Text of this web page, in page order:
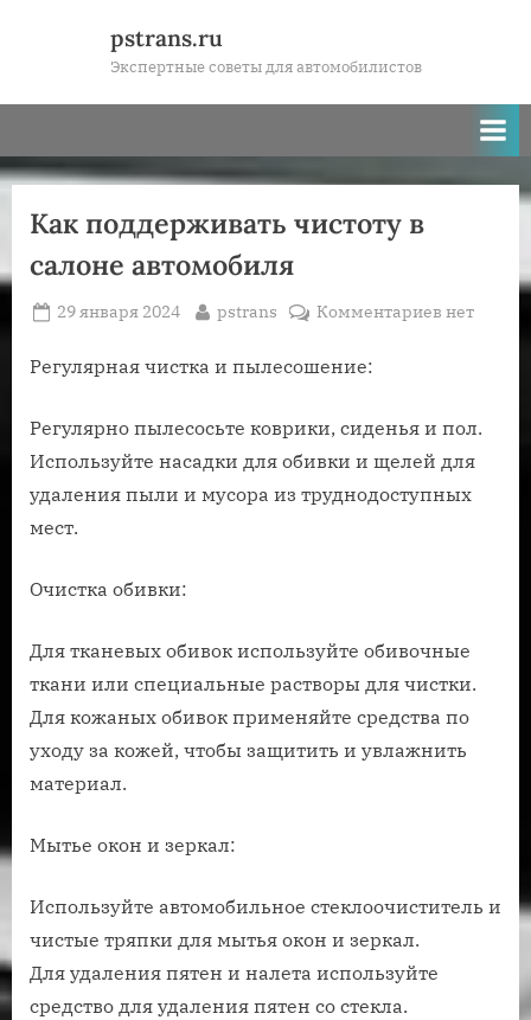
pstrans.ru
Экспертные советы для автомобилистов
Как поддерживать чистоту в
салоне автомобиля
Posted
29 января 2024 By
pstrans Комментариевк
салоне
нет
Регулярная чистка и пылесошение:
Регулярно пылесосьте коврики, сиденья и пол.
Используйте насадки для обивки и щелей для
удаления пыли и мусора из труднодоступных
мест.
Очистка обивки:
Для тканевых обивок используйте обивочные
ткани или специальные растворы для чистки.
Для кожаных обивок применяйте средства по
уходу за кожей, чтобы защитить и увлажнить
материал.
Мытье окон и зеркал:
Используйте автомобильное стеклоочиститель и
чистые тряпки для мытья окон и зеркал.
Для удаления пятен и налета используйте
средство для удаления пятен со стекла.